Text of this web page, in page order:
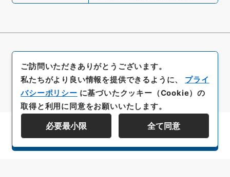
資料群階層を表示する
ご訪問いただきありがとうございます。
私たちがより良い情報を提供できるように、 プライ
バシーポリシー に基づいたクッキー（Cookie）の
取得と利用に同意をお願いいたします。
必要最小限 全て同意